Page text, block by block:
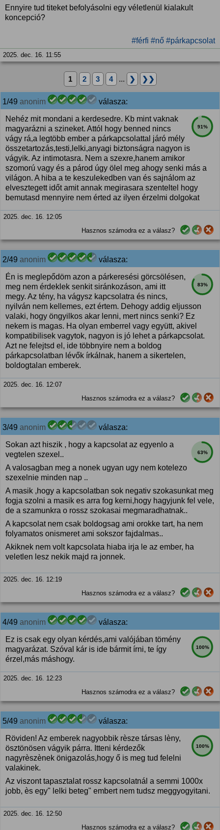
Ennyire tud titeket befolyásolni egy véletlenül kialakult
koncepció?
#férfi #nő #párkapcsolat
2025. dec. 16. 11:55
1 2 3 4 ... ❯ ❯❯
1/49 anonim válasza:
91%
Nehéz mit mondani a kerdesedre. Kb mint vaknak
magyarázni a szineket. Attól hogy benned nincs
vágy rá,a legtöbb ember a párkapcsolattal járó mély
összetartozás,testi,lelki,anyagi biztonságra nagyon is
vágyik. Az intimotasra. Nem a szexre,hanem amikor
szomorú vagy és a párod úgy ölel meg ahogy senki más a
világon. A hiba a te keszulekedben van és sajnálom az
elvesztegett időt amit annak megirasara szenteltel hogy
bemutasd mennyire nem érted az ilyen érzelmi dolgokat
2025. dec. 16. 12:05
Hasznos számodra ez a válasz?
2/49 anonim válasza:
83%
Én is meglepődöm azon a párkeresési görcsölésen,
meg nem érdeklek senkit siránkozáson, ami itt
megy. Az tény, ha vágysz kapcsolatra és nincs,
nyilván nem kellemes, ezt értem. Dehogy addig eljusson
valaki, hogy öngyilkos akar lenni, mert nincs senki? Ez
nekem is magas. Ha olyan emberrel vagy együtt, akivel
kompatibilisek vagytok, nagyon is jó lehet a párkapcsolat.
Azt ne felejtsd el, ide többnyire nem a boldog
párkapcsolatban lévők írkálnak, hanem a sikertelen,
boldogtalan emberek.
2025. dec. 16. 12:07
Hasznos számodra ez a válasz?
3/49 anonim válasza:
63%
Sokan azt hiszik , hogy a kapcsolat az egyenlo a
vegtelen szexel..
A valosagban meg a nonek ugyan ugy nem kotelezo
szexelnie minden nap ..
A masik ,hogy a kapcsolatban sok negativ szokasunkat meg
fogja szolni a masik es arra fog kerni,hogy hagyjunk fel vele,
de a szamunkra o rossz szokasai megmaradhatnak..
A kapcsolat nem csak boldogsag ami orokke tart, ha nem
folyamatos onismeret ami sokszor fajdalmas..
Akiknek nem volt kapcsolata hiaba irja le az ember, ha
veletlen lesz nekik majd ra jonnek.
2025. dec. 16. 12:19
Hasznos számodra ez a válasz?
4/49 anonim válasza:
100%
Ez is csak egy olyan kérdés,ami valójában tömény
magyarázat. Szóval kár is ide bármit írni, te így
érzel,más máshogy.
2025. dec. 16. 12:23
Hasznos számodra ez a válasz?
5/49 anonim válasza:
100%
Röviden! Az emberek nagyobbik rèsze társas lèny,
ösztönösen vágyik párra. Itteni kérdezők
nagyrèszènek önigazolás,hogy ő is meg tud felelni
valakinek.
Az viszont tapasztalat rossz kapcsolatnál a semmi 1000x
jobb, ès egy" lelki beteg" embert nem tudsz meggyogyitani.
2025. dec. 16. 12:50
Hasznos számodra ez a válasz?